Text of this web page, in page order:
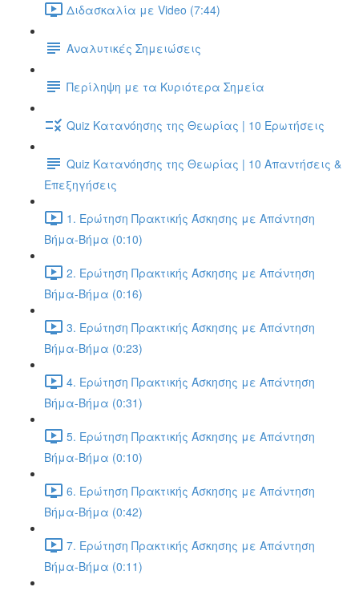
Διδασκαλία με Video (7:44)
Αναλυτικές Σημειώσεις
Περίληψη με τα Κυριότερα Σημεία
Quiz Κατανόησης της Θεωρίας | 10 Ερωτήσεις
Quiz Κατανόησης της Θεωρίας | 10 Απαντήσεις &
Επεξηγήσεις
1. Ερώτηση Πρακτικής Άσκησης με Απάντηση
Βήμα-Βήμα (0:10)
2. Ερώτηση Πρακτικής Άσκησης με Απάντηση
Βήμα-Βήμα (0:16)
3. Ερώτηση Πρακτικής Άσκησης με Απάντηση
Βήμα-Βήμα (0:23)
4. Ερώτηση Πρακτικής Άσκησης με Απάντηση
Βήμα-Βήμα (0:31)
5. Ερώτηση Πρακτικής Άσκησης με Απάντηση
Βήμα-Βήμα (0:10)
6. Ερώτηση Πρακτικής Άσκησης με Απάντηση
Βήμα-Βήμα (0:42)
7. Ερώτηση Πρακτικής Άσκησης με Απάντηση
Βήμα-Βήμα (0:11)